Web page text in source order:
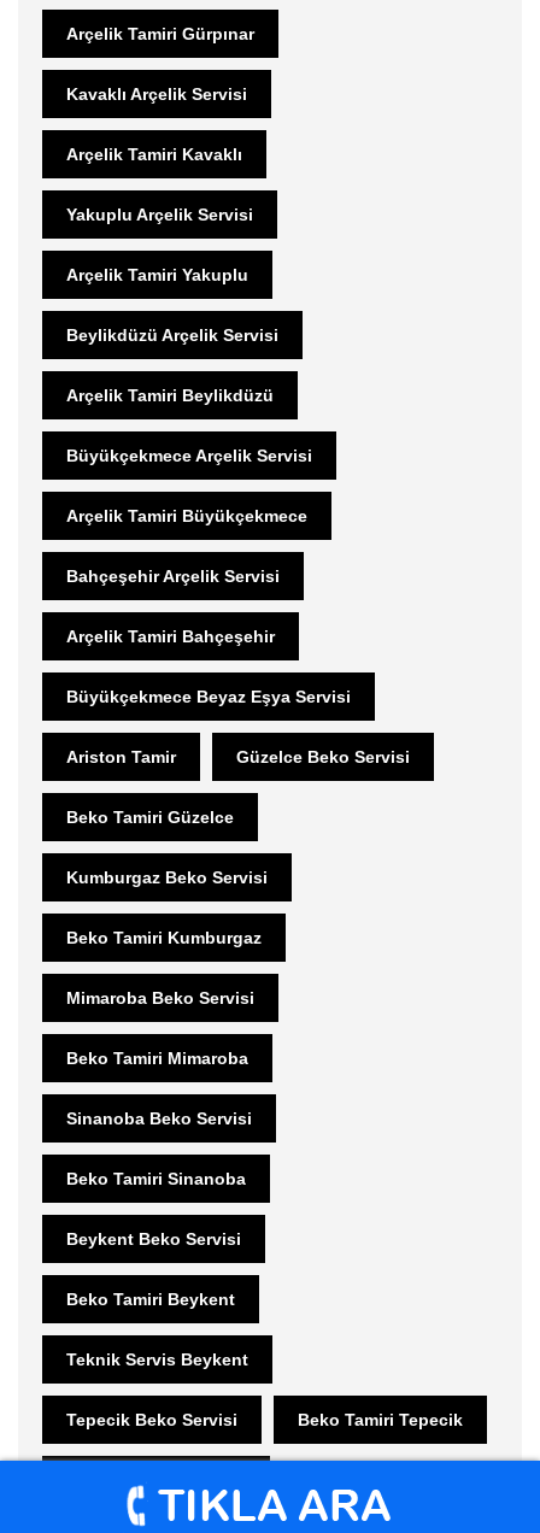
Arçelik Tamiri Gürpınar
Kavaklı Arçelik Servisi
Arçelik Tamiri Kavaklı
Yakuplu Arçelik Servisi
Arçelik Tamiri Yakuplu
Beylikdüzü Arçelik Servisi
Arçelik Tamiri Beylikdüzü
Büyükçekmece Arçelik Servisi
Arçelik Tamiri Büyükçekmece
Bahçeşehir Arçelik Servisi
Arçelik Tamiri Bahçeşehir
Büyükçekmece Beyaz Eşya Servisi
Ariston Tamir Güzelce Beko Servisi
Beko Tamiri Güzelce
Kumburgaz Beko Servisi
Beko Tamiri Kumburgaz
Mimaroba Beko Servisi
Beko Tamiri Mimaroba
Sinanoba Beko Servisi
Beko Tamiri Sinanoba
Beykent Beko Servisi
Beko Tamiri Beykent
Teknik Servis Beykent
Tepecik Beko Servisi Beko Tamiri Tepecik
Gürpınar Beko Servisi